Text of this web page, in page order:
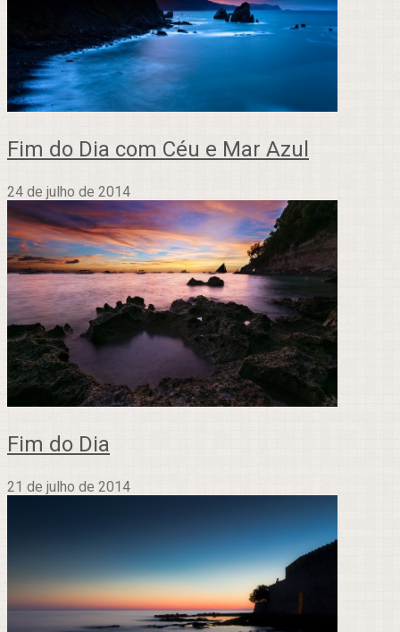
Fim do Dia com Céu e Mar Azul
24 de julho de 2014
Fim do Dia
21 de julho de 2014